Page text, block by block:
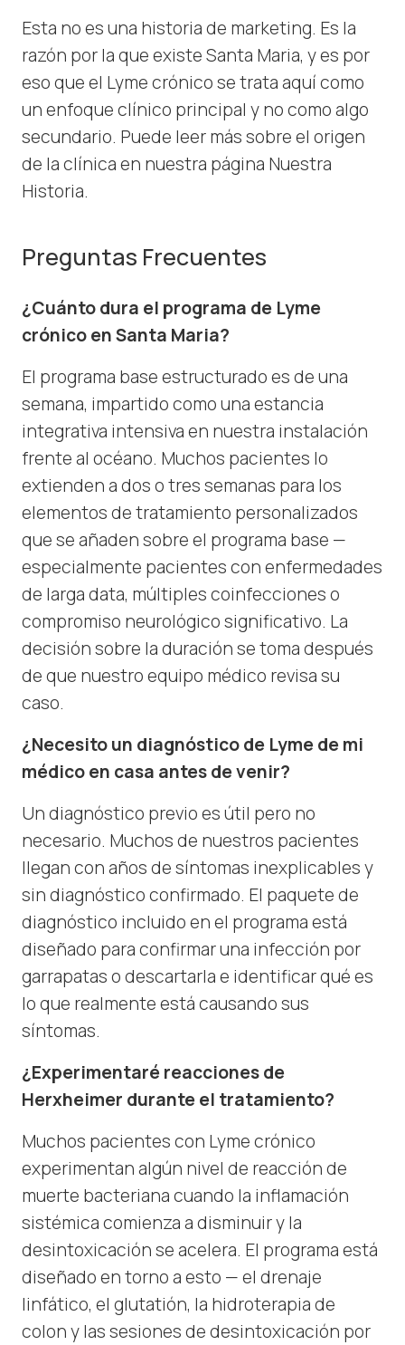
Esta no es una historia de marketing. Es la
razón por la que existe Santa Maria, y es por
eso que el Lyme crónico se trata aquí como
un enfoque clínico principal y no como algo
secundario. Puede leer más sobre el origen
de la clínica en nuestra página Nuestra
Historia.
Preguntas Frecuentes
¿Cuánto dura el programa de Lyme
crónico en Santa Maria?
El programa base estructurado es de una
semana, impartido como una estancia
integrativa intensiva en nuestra instalación
frente al océano. Muchos pacientes lo
extienden a dos o tres semanas para los
elementos de tratamiento personalizados
que se añaden sobre el programa base —
especialmente pacientes con enfermedades
de larga data, múltiples coinfecciones o
compromiso neurológico significativo. La
decisión sobre la duración se toma después
de que nuestro equipo médico revisa su
caso.
¿Necesito un diagnóstico de Lyme de mi
médico en casa antes de venir?
Un diagnóstico previo es útil pero no
necesario. Muchos de nuestros pacientes
llegan con años de síntomas inexplicables y
sin diagnóstico confirmado. El paquete de
diagnóstico incluido en el programa está
diseñado para confirmar una infección por
garrapatas o descartarla e identificar qué es
lo que realmente está causando sus
síntomas.
¿Experimentaré reacciones de
Herxheimer durante el tratamiento?
Muchos pacientes con Lyme crónico
experimentan algún nivel de reacción de
muerte bacteriana cuando la inflamación
sistémica comienza a disminuir y la
desintoxicación se acelera. El programa está
diseñado en torno a esto — el drenaje
linfático, el glutatión, la hidroterapia de
colon y las sesiones de desintoxicación por